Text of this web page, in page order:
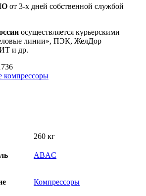
от 3-х дней собственной службой
осуществляется курьерскими
линии», ПЭК, ЖелДор
и др.
компрессоры
260 кг
ABAC
Компрессоры